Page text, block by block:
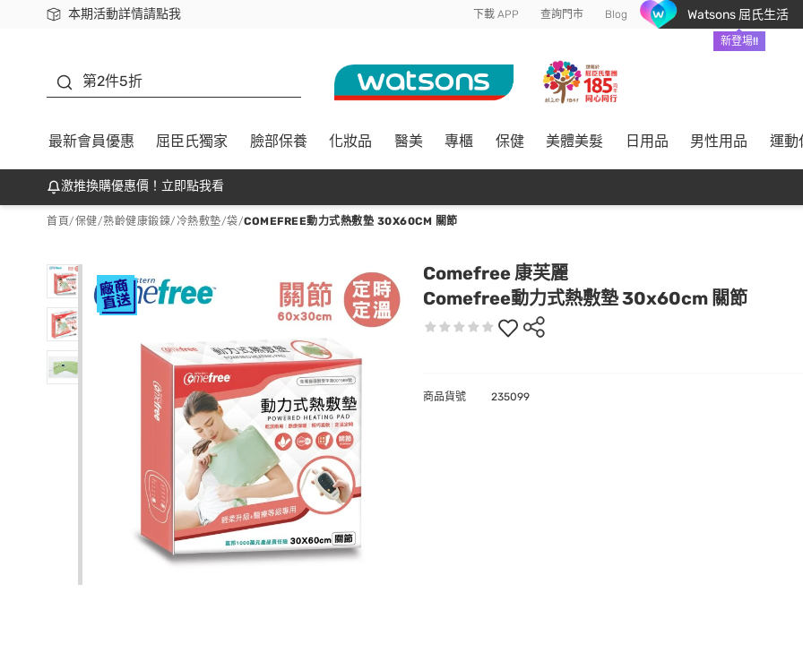
本期活動詳情請點我
下載app最高回饋$350 下載 APP 查詢門市 Blog Watsons 屈氏生活
新登場!!
第2件5折
最新會員優惠 屈臣氏獨家 臉部保養 化妝品 醫美 專櫃 保健 美體美髮 日用品 男性用品 運動
激推換購優惠價！立即點我看
首頁/保健/熟齡健康鍛鍊/ 冷熱敷墊/袋/COMEFREE動力式熱敷墊 30X60CM 關節
Comefree 康芙麗
Comefree動力式熱敷墊 30x60cm 關節
商品貨號 235099